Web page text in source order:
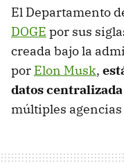
El Departamento
DOGE por sus
creada bajo la
por Elon Musk,
datos centralizada
múltiples